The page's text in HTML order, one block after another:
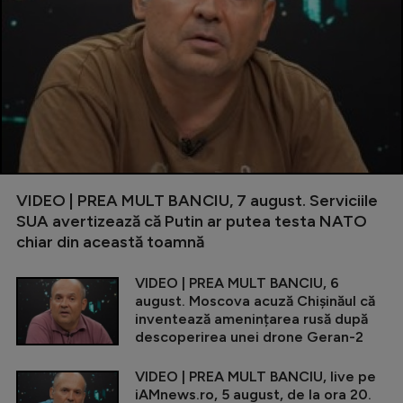
VIDEO | PREA MULT BANCIU, 7 august. Serviciile
SUA avertizează că Putin ar putea testa NATO
chiar din această toamnă
VIDEO | PREA MULT BANCIU, 6
august. Moscova acuză Chișinăul că
inventează amenințarea rusă după
descoperirea unei drone Geran-2
VIDEO | PREA MULT BANCIU, live pe
iAMnews.ro, 5 august, de la ora 20.